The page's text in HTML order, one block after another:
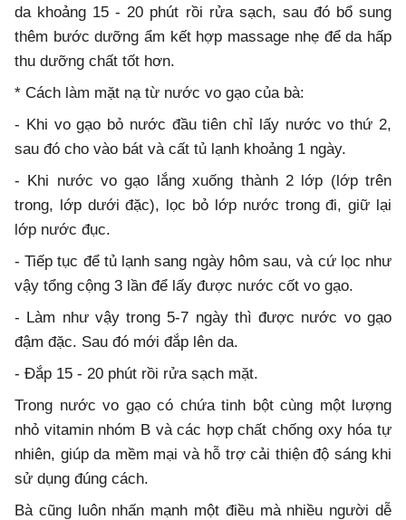
da khoảng 15 - 20 phút rồi rửa sạch, sau đó bổ sung
thêm bước dưỡng ẩm kết hợp massage nhẹ để da hấp
thu dưỡng chất tốt hơn.
* Cách làm mặt nạ từ nước vo gạo của bà:
- Khi vo gạo bỏ nước đầu tiên chỉ lấy nước vo thứ 2,
sau đó cho vào bát và cất tủ lạnh khoảng 1 ngày.
- Khi nước vo gạo lắng xuống thành 2 lớp (lớp trên
trong, lớp dưới đặc), lọc bỏ lớp nước trong đi, giữ lại
lớp nước đục.
- Tiếp tục để tủ lạnh sang ngày hôm sau, và cứ lọc như
vậy tổng cộng 3 lần để lấy được nước cốt vo gạo.
- Làm như vậy trong 5-7 ngày thì được nước vo gạo
đậm đặc. Sau đó mới đắp lên da.
- Đắp 15 - 20 phút rồi rửa sạch mặt.
Trong nước vo gạo có chứa tinh bột cùng một lượng
nhỏ vitamin nhóm B và các hợp chất chống oxy hóa tự
nhiên, giúp da mềm mại và hỗ trợ cải thiện độ sáng khi
sử dụng đúng cách.
Bà cũng luôn nhấn mạnh một điều mà nhiều người dễ